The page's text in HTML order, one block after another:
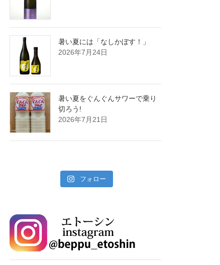
暑い夏には「なしかぼす！」
2026年7月24日
暑い夏をぐんぐんサワーで乗り
切ろう!
2026年7月21日
フォロー